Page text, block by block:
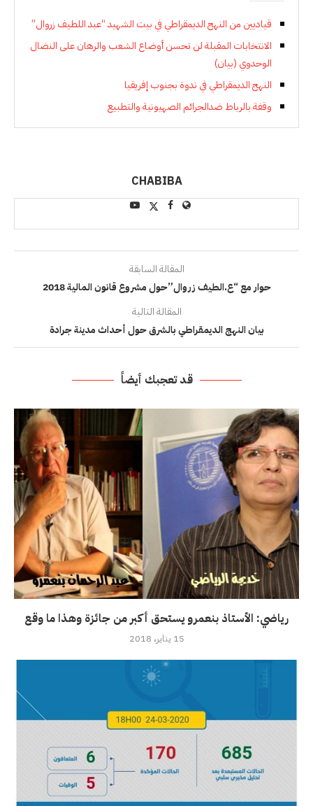
قياديين من النهج الديمقراطي في بيت الشهيد “عبد اللطيف زروال”
الانتخابات المقبلة لن تحسن أوضاع الشعب والرهان على النضال
الوحدوي (بيان)
النهج الديمقراطي في ندوة بجنوب إفريقيا
وقفة بالرباط ضدالجرائم الصهيونية والتطبيع
CHABIBA
المقالة السابقة
حوار مع “ع.الطيف زروال”حول مشروع قانون المالية 2018
المقالة التالية
بيان النهج الديمقراطي بالشرق حول أحداث مدينة جرادة
قد تعجبك أيضاً
رياضي: الأستاذ بنعمرو يستحق أكبر من جائزة وهذا ما وقع
15 يناير، 2018